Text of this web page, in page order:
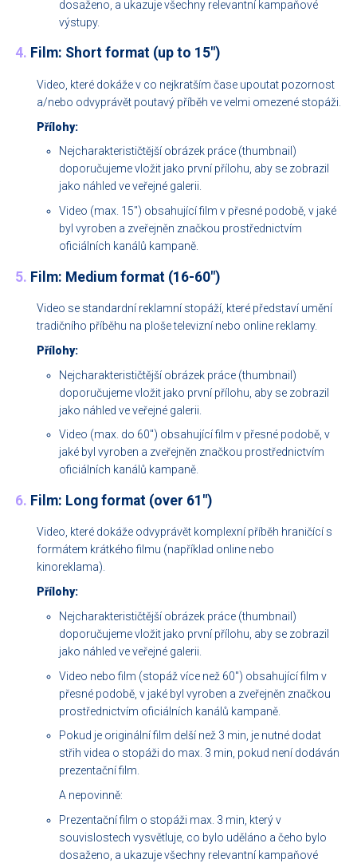
dosaženo, a ukazuje všechny relevantní kampaňové
výstupy.
4. Film: Short format (up to 15")
Video, které dokáže v co nejkratším čase upoutat pozornost
a/nebo odvyprávět poutavý příběh ve velmi omezené stopáži.
Přílohy:
Nejcharakterističtější obrázek práce (thumbnail)
doporučujeme vložit jako první přílohu, aby se zobrazil
jako náhled ve veřejné galerii.
Video (max. 15") obsahující film v přesné podobě, v jaké
byl vyroben a zveřejněn značkou prostřednictvím
oficiálních kanálů kampaně.
5. Film: Medium format (16-60")
Video se standardní reklamní stopáží, které představí umění
tradičního příběhu na ploše televizní nebo online reklamy.
Přílohy:
Nejcharakterističtější obrázek práce (thumbnail)
doporučujeme vložit jako první přílohu, aby se zobrazil
jako náhled ve veřejné galerii.
Video (max. do 60") obsahující film v přesné podobě, v
jaké byl vyroben a zveřejněn značkou prostřednictvím
oficiálních kanálů kampaně.
6. Film: Long format (over 61")
Video, které dokáže odvyprávět komplexní příběh hraničící s
formátem krátkého filmu (například online nebo
kinoreklama).
Přílohy:
Nejcharakterističtější obrázek práce (thumbnail)
doporučujeme vložit jako první přílohu, aby se zobrazil
jako náhled ve veřejné galerii.
Video nebo film (stopáž více než 60") obsahující film v
přesné podobě, v jaké byl vyroben a zveřejněn značkou
prostřednictvím oficiálních kanálů kampaně.
Pokud je originální film delší než 3 min, je nutné dodat
střih videa o stopáži do max. 3 min, pokud není dodáván
prezentační film.
A nepovinně:
Prezentační film o stopáži max. 3 min, který v
souvislostech vysvětluje, co bylo uděláno a čeho bylo
dosaženo, a ukazuje všechny relevantní kampaňové